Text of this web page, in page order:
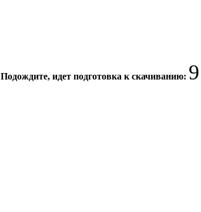
Подождите, идет подготовка к скачиванию: 9